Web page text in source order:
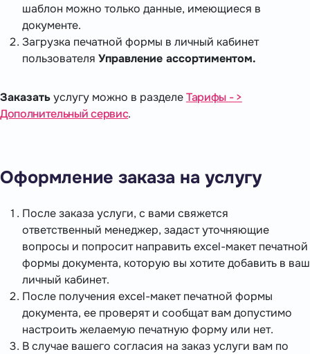
шаблон можно только данные, имеющиеся в
документе.
Загрузка печатной формы в личный кабинет
пользователя Управление ассортиментом.
Заказатьуслугу можно в разделеТарифы - >
Дополнительный сервис.
Оформление заказа на услугу
После заказа услуги, с вами свяжется
ответственный менеджер, задаст уточняющие
вопросы и попросит направить excel-макет печатной
формы документа, которую вы хотите добавить в ваш
личный кабинет.
После получения excel-макет печатной формы
документа, ее проверят и сообщат вам допустимо
настроить желаемую печатную форму или нет.
В случае вашего согласия на заказ услуги вам по